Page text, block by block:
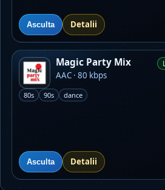
Asculta Detalii
Magic Party Mix
AAC · 80 kbps
80s 90s dance
Asculta Detalii